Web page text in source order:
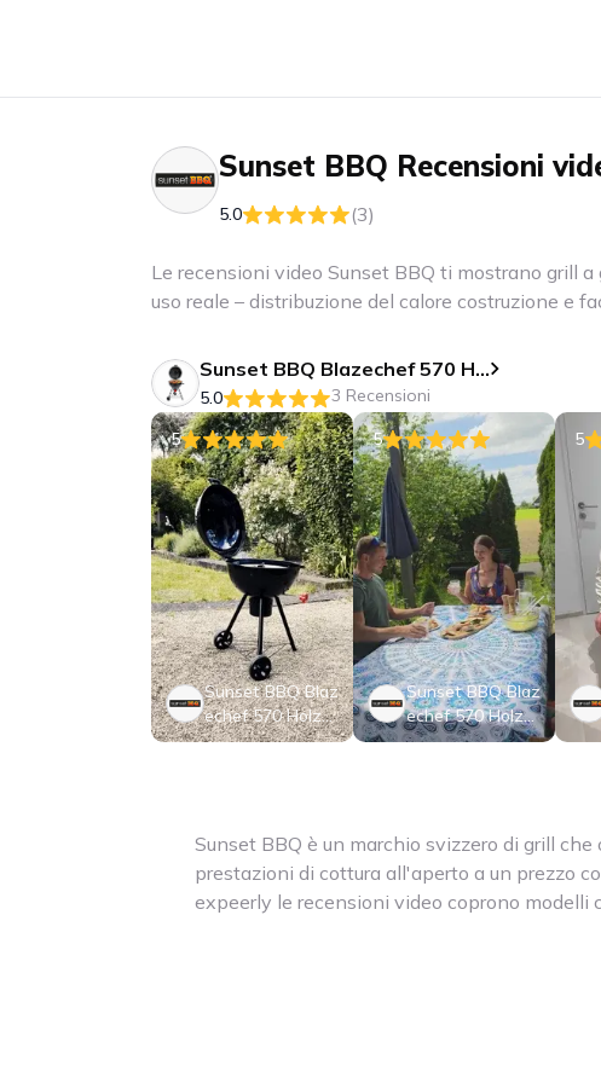
Sunset BBQ Recensioni
5.0 (3)
Le recensioni video Sunset BBQ ti mostrano grill a
uso reale – distribuzione del calore costruzione e
Sunset BBQ Blazechef 570 Holzkohle-Kugelgrill
5.0
3 Recensioni
5
Sunset BBQ Blaz
echef 570 Holzk
ohle-Kugelgrill
5
Sunset BBQ Blaz
echef 570 Holzk
ohle-Kugelgrill
5
Sunset BBQ è un marchio svizzero di grill che
prestazioni di cottura all'aperto a un prezzo
expeerly le recensioni video coprono modelli